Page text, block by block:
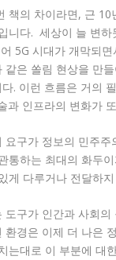
책의 차이라면, 근
니다. 세상이 늘 변
5G 시대가 개막되
같은 쏠림 현상을 만
. 이런 흐름은 거의
과 인프라의 변화가
구가 정보의 민주
통하는 최대의 화두
게 다루거나 전달하
도구가 인간과 사회
환경은 이제 더 나은
는대로 이 부분에 대